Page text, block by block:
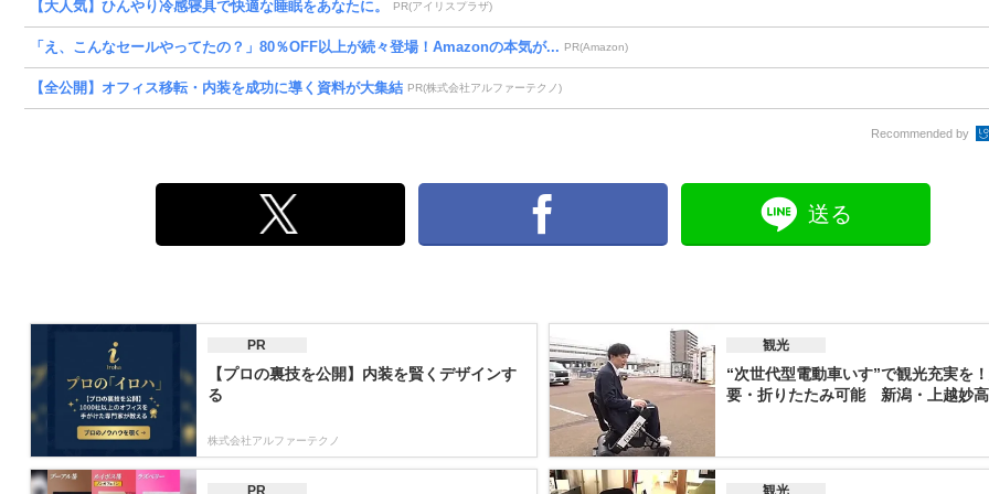
【大人気】ひんやり冷感寝具で快適な睡眠をあなたに。 PR(アイリスプラザ)
「え、こんなセールやってたの？」80％OFF以上が続々登場！Amazonの本気が... PR(Amazon)
【全公開】オフィス移転・内装を成功に導く資料が大集結 PR(株式会社アルファーテクノ)
Recommended by
送る
PR
【プロの裏技を公開】内装を賢くデザインす
る
株式会社アルファーテクノ
観光
“次世代型電動車いす”で観光充実を
要・折りたたみ可能 新潟・上越妙
PR 観光